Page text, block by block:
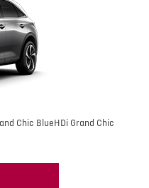
Chic BlueHDi Grand Chic